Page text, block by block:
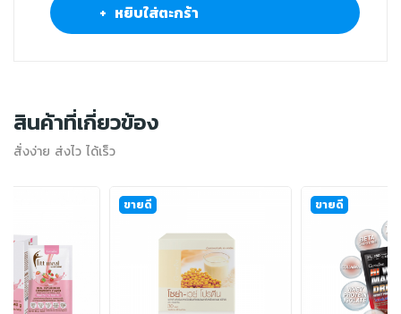
+ หยิบใส่ตะกร้า
สินค้าที่เกี่ยวข้อง
สั่งง่าย ส่งไว ได้เร็ว
ขายดี ขายดี